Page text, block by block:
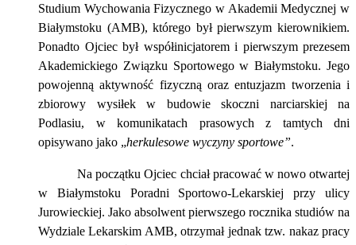
Studium Wychowania Fizycznego w Akademii Medycznej w
Białymstoku (AMB), którego był pierwszym kierownikiem.
Ponadto Ojciec był współinicjatorem i pierwszym prezesem
Akademickiego Związku Sportowego w Białymstoku. Jego
powojenną aktywność fizyczną oraz entuzjazm tworzenia i
zbiorowy wysiłek w budowie skoczni narciarskiej na
Podlasiu, w komunikatach prasowych z tamtych dni
opisywano jako „herkulesowe wyczyny sportowe”.
Na początku Ojciec chciał pracować w nowo otwartej
w Białymstoku Poradni Sportowo-Lekarskiej przy ulicy
Jurowieckiej. Jako absolwent pierwszego rocznika studiów na
Wydziale Lekarskim AMB, otrzymał jednak tzw. nakaz pracy